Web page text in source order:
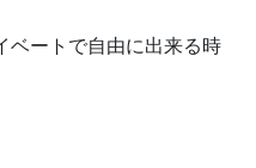
ベートで自由に出来る時